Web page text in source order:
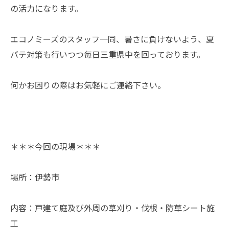
の活力になります。
エコノミーズのスタッフ一同、暑さに負けないよう、夏
バテ対策も行いつつ毎日三重県中を回っております。
何かお困りの際はお気軽にご連絡下さい。
＊＊＊今回の現場＊＊＊
場所：伊勢市
内容：戸建て庭及び外周の草刈り・伐根・防草シート施
工